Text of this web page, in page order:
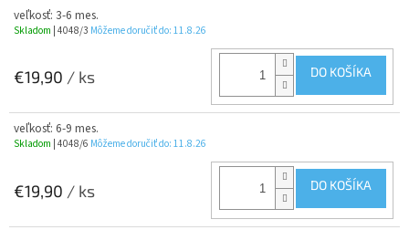
veľkosť: 3-6 mes.
Skladom | 4048/3 Môžeme doručiť do: 11.8.26
€19,90 / ks DO KOŠÍKA
veľkosť: 6-9 mes.
Skladom | 4048/6 Môžeme doručiť do: 11.8.26
€19,90 / ks DO KOŠÍKA